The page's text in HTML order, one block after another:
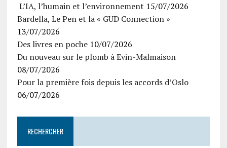
L’IA, l’humain et l’environnement 15/07/2026
Bardella, Le Pen et la « GUD Connection »
13/07/2026
Des livres en poche 10/07/2026
Du nouveau sur le plomb à Evin-Malmaison
08/07/2026
Pour la première fois depuis les accords d’Oslo
06/07/2026
RECHERCHER